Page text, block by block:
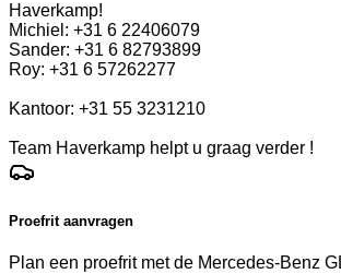
Haverkamp!
Michiel: +31 6 22406079
Sander: +31 6 82793899
Roy: +31 6 57262277
Kantoor: +31 55 3231210
Team Haverkamp helpt u graag verder !
Proefrit aanvragen
Plan een proefrit met de Mercedes-Benz